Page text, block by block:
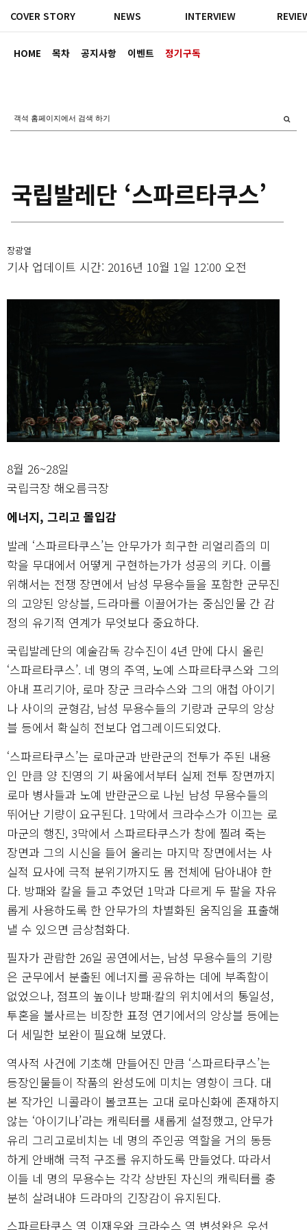
HOME 목차 공지사항 이벤트 정기구독
COVER STORY NEWS INTERVIEW
국립발레단 ‘스파르타쿠스’
장광열
기사 업데이트 시간: 2016년 10월 1일 12:00 오전
8월 26~28일
국립극장 해오름극장
에너지, 그리고 몰입감
발레 ‘스파르타쿠스’는 안무가가 희구한 리얼리즘의 미
학을 무대에서 어떻게 구현하는가가 성공의 키다. 이를
위해서는 전쟁 장면에서 남성 무용수들을 포함한 군무진
의 고양된 앙상블, 드라마를 이끌어가는 중심인물 간 감
정의 유기적 연계가 무엇보다 중요하다.
국립발레단의 예술감독 강수진이 4년 만에 다시 올린
‘스파르타쿠스’. 네 명의 주역, 노예 스파르타쿠스와 그의
아내 프리기아, 로마 장군 크라수스와 그의 애첩 아이기
나 사이의 균형감, 남성 무용수들의 기량과 군무의 앙상
블 등에서 확실히 전보다 업그레이드되었다.
‘스파르타쿠스’는 로마군과 반란군의 전투가 주된 내용
인 만큼 양 진영의 기 싸움에서부터 실제 전투 장면까지
로마 병사들과 노예 반란군으로 나뉜 남성 무용수들의
뛰어난 기량이 요구된다. 1막에서 크라수스가 이끄는 로
마군의 행진, 3막에서 스파르타쿠스가 창에 찔려 죽는
장면과 그의 시신을 들어 올리는 마지막 장면에서는 사
실적 묘사에 극적 분위기까지도 몸 전체에 담아내야 한
다. 방패와 칼을 들고 추었던 1막과 다르게 두 팔을 자유
롭게 사용하도록 한 안무가의 차별화된 움직임을 표출해
낼 수 있으면 금상첨화다.
필자가 관람한 26일 공연에서는, 남성 무용수들의 기량
은 군무에서 분출된 에너지를 공유하는 데에 부족함이
없었으나, 점프의 높이나 방패·칼의 위치에서의 통일성,
투혼을 불사르는 비장한 표정 연기에서의 앙상블 등에는
더 세밀한 보완이 필요해 보였다.
역사적 사건에 기초해 만들어진 만큼 ‘스파르타쿠스’는
등장인물들이 작품의 완성도에 미치는 영향이 크다. 대
본 작가인 니콜라이 볼코프는 고대 로마신화에 존재하지
않는 ‘아이기나’라는 캐릭터를 새롭게 설정했고, 안무가
유리 그리고로비치는 네 명의 주인공 역할을 거의 동등
하게 안배해 극적 구조를 유지하도록 만들었다. 따라서
이들 네 명의 무용수는 각각 상반된 자신의 캐릭터를 충
분히 살려내야 드라마의 긴장감이 유지된다.
스파르타쿠스 역 이재우와 크라수스 역 변성완은 우선